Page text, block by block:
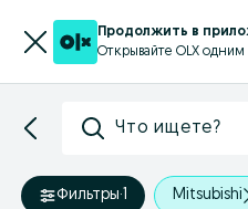
Продолжить в
Открывайте OLX
Что ищете?
Фильтры·1 Mitsubishi